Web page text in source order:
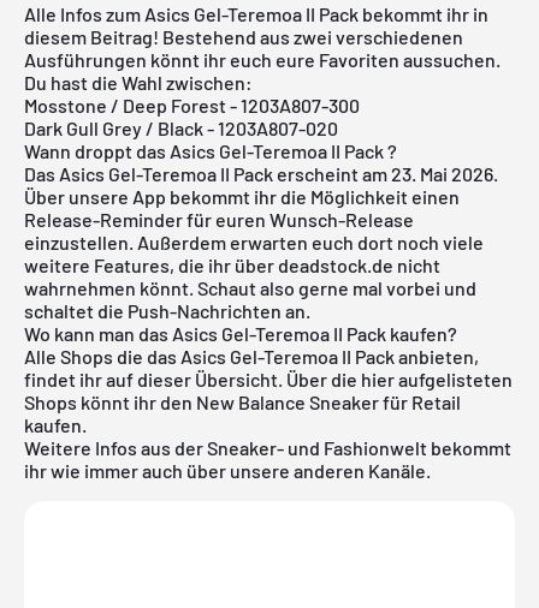
Alle Infos zum Asics Gel-Teremoa II Pack bekommt ihr in
diesem Beitrag! Bestehend aus zwei verschiedenen
Ausführungen könnt ihr euch eure Favoriten aussuchen.
Du hast die Wahl zwischen:
Mosstone / Deep Forest - 1203A807-300
Dark Gull Grey / Black - 1203A807-020
Wann droppt das Asics Gel-Teremoa II Pack ?
Das Asics Gel-Teremoa II Pack erscheint am 23. Mai 2026.
Über unsere App bekommt ihr die Möglichkeit einen
Release-Reminder für euren Wunsch-Release
einzustellen. Außerdem erwarten euch dort noch viele
weitere Features, die ihr über deadstock.de nicht
wahrnehmen könnt. Schaut also gerne mal vorbei und
schaltet die Push-Nachrichten an.
Wo kann man das Asics Gel-Teremoa II Pack kaufen?
Alle Shops die das Asics Gel-Teremoa II Pack anbieten,
findet ihr auf dieser Übersicht. Über die hier aufgelisteten
Shops könnt ihr den New Balance Sneaker für Retail
kaufen.
Weitere Infos aus der Sneaker- und Fashionwelt bekommt
ihr wie immer auch über unsere anderen Kanäle.